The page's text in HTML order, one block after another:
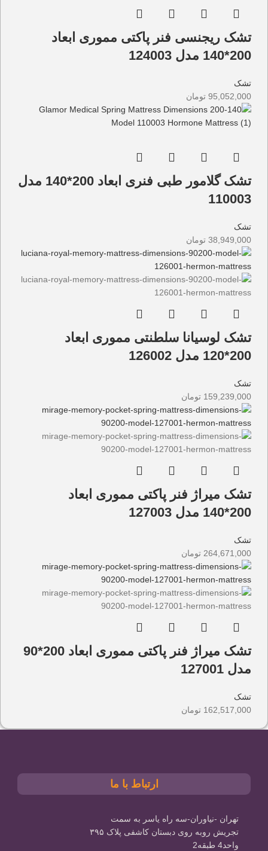
تشک ریجنسی فنر پاکتی مموری ابعاد
200*140 مدل 124003
تشک
95,052,000 تومان
تشک گلامور طبی فنری ابعاد 200*140 مدل
110003
تشک
38,949,000 تومان
تشک لوسیانا سلطنتی مموری ابعاد
200*120 مدل 126002
تشک
159,239,000 تومان
تشک میراژ فنر پاکتی مموری ابعاد
200*140 مدل 127003
تشک
264,671,000 تومان
تشک میراژ فنر پاکتی مموری ابعاد 200*90
مدل 127001
تشک
162,517,000 تومان
ارتباط با ما
تهران -نیاوران-سه راه یاسر به سمت
تجریش روبه روی دبستان کاشفی پلاک ۳۹۵
واحد4 طبقه2